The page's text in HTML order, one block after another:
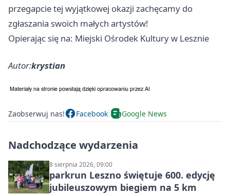
przegapcie tej wyjątkowej okazji zachęcamy do
zgłaszania swoich małych artystów!
Opierając się na: Miejski Ośrodek Kultury w Lesznie
Autor:krystian
Zaobserwuj nas! Facebook Google News
Nadchodzące wydarzenia
8 sierpnia 2026, 09:00
parkrun Leszno świętuje 600. edycję
jubileuszowym biegiem na 5 km